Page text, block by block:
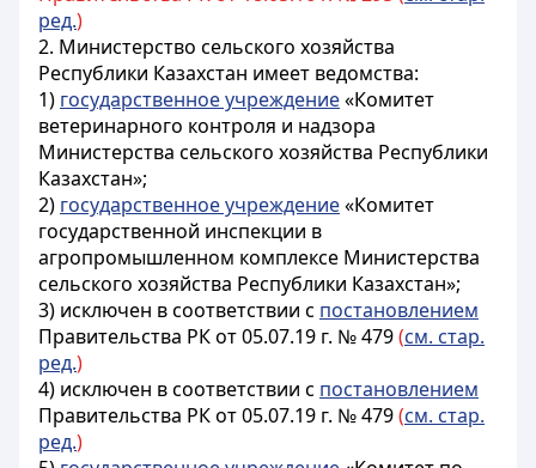
ред.)
2. Министерство сельского хозяйства
Республики Казахстан имеет ведомства:
1) государственное учреждение«Комитет
ветеринарного контроля и надзора
Министерства сельского хозяйства Республики
Казахстан»;
2) государственное учреждение«Комитет
государственной инспекции в
агропромышленном комплексе Министерства
сельского хозяйства Республики Казахстан»;
3) исключен в соответствии с постановлением
Правительства РК от 05.07.19 г. № 479(см. стар.
ред.)
4) исключен в соответствии с постановлением
Правительства РК от 05.07.19 г. № 479(см. стар.
ред.)